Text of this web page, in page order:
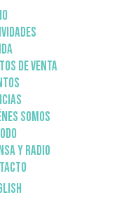
de venta
somos
y Radio